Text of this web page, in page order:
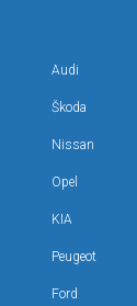
Audi
Škoda
Nissan
Opel
KIA
Peugeot
Ford